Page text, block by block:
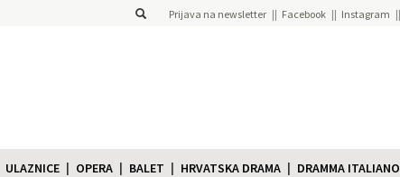
Prijava na newsletter Facebook Instagram
ULAZNICE OPERA BALET HRVATSKA DRAMA
DRAMMA ITALIANO